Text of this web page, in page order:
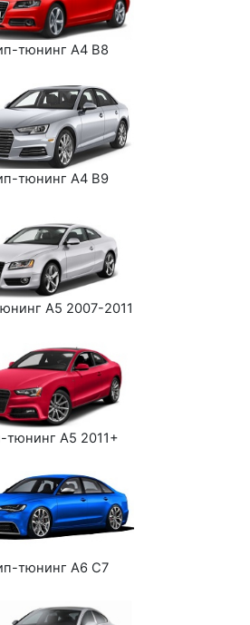
тюнинг A4 B8
тюнинг A4 B9
A5 2007-2011
тюнинг A5 2011+
тюнинг A6 C7